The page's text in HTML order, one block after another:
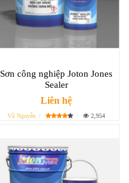
Sơn công nghiệp Joton Jones
Sealer
Liên hệ
Vũ Nguyễn 2,954